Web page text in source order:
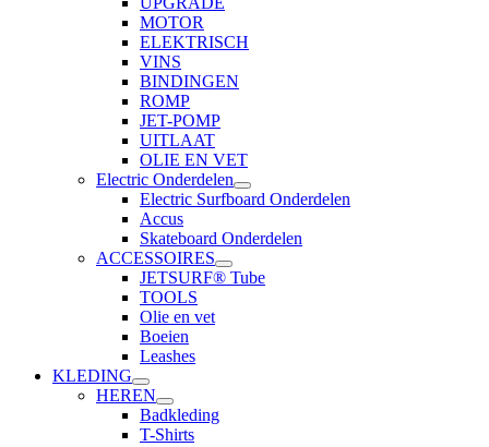
MOTOR
ELEKTRISCH
VINS
BINDINGEN
ROMP
JET-POMP
UITLAAT
OLIE EN VET
Electric Onderdelen
Electric Surfboard Onderdelen
Accus
Skateboard Onderdelen
ACCESSOIRES
JETSURF® Tube
TOOLS
Olie en vet
Boeien
Leashes
KLEDING
HEREN
Badkleding
T-Shirts